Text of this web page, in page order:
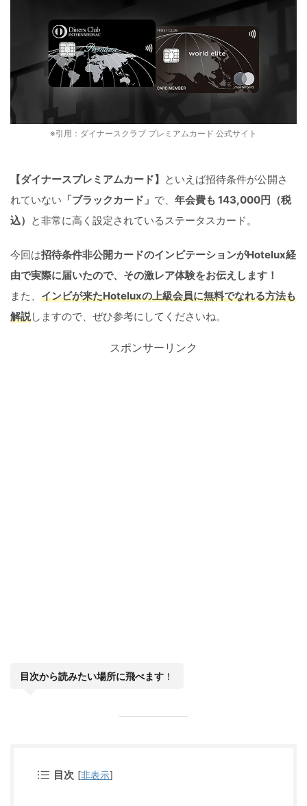
※引用：ダイナースクラブ プレミアムカード 公式サイト
【ダイナースプレミアムカード】
といえば招待条件が公開さ
れていない 「ブラックカード」 で、 年会費も 143,000円（税
込） と非常に高く設定されているステータスカード。
今回は招待条件非公開カードのインビテーションがHotelux経
由で実際に届いたので、その激レア体験をお伝えします！
また、 インビが来たHoteluxの上級会員に無料でなれる方法も
解説しますので、ぜひ参考にしてくださいね。
スポンサーリンク
目次から読みたい場所に飛べます ！
目次 [非表示]